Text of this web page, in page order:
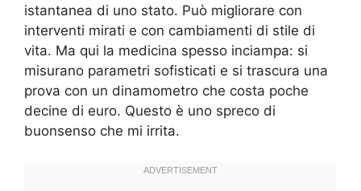
istantanea di uno stato. Può migliorare con
interventi mirati e con cambiamenti di stile di
vita. Ma qui la medicina spesso inciampa: si
misurano parametri sofisticati e si trascura una
prova con un dinamometro che costa poche
decine di euro. Questo è uno spreco di
buonsenso che mi irrita.